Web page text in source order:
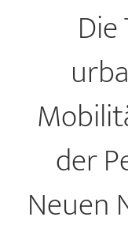
der
Neuen